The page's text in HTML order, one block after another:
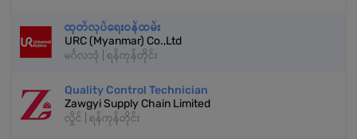
ထုတ်လုပ်ရေးဝန်ထမ်း
URC (Myanmar) Co.,Ltd
မင်္ဂလာဒုံ | ရန်ကုန်တိုင်း
Quality Control Technician
Zawgyi Supply Chain Limited
လှိုင် | ရန်ကုန်တိုင်း